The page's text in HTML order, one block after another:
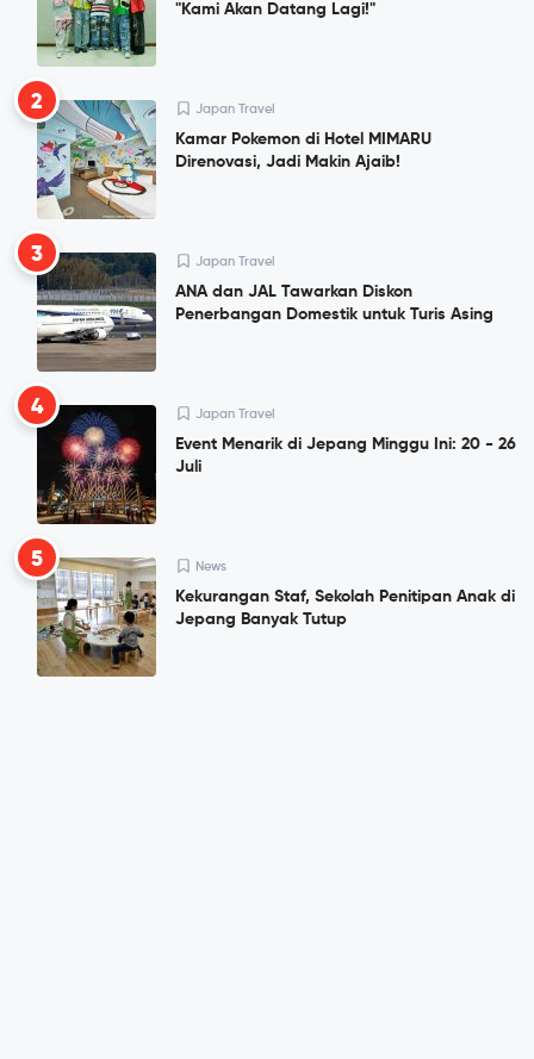
"Kami Akan Datang Lagi!"
2 Japan Travel
Kamar Pokemon di Hotel MIMARU
Direnovasi, Jadi Makin Ajaib!
3 Japan Travel
ANA dan JAL Tawarkan Diskon
Penerbangan Domestik untuk Turis Asing
4 Japan Travel
Event Menarik di Jepang Minggu Ini: 20 - 26
Juli
5 News
Kekurangan Staf, Sekolah Penitipan Anak di
Jepang Banyak Tutup